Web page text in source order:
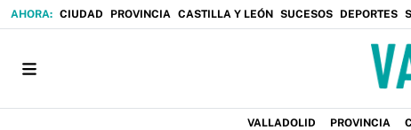
CIUDAD PROVINCIA CASTILLA Y LEÓN SUCESOS DEPORTES
VALLADOLID PROVINCIA